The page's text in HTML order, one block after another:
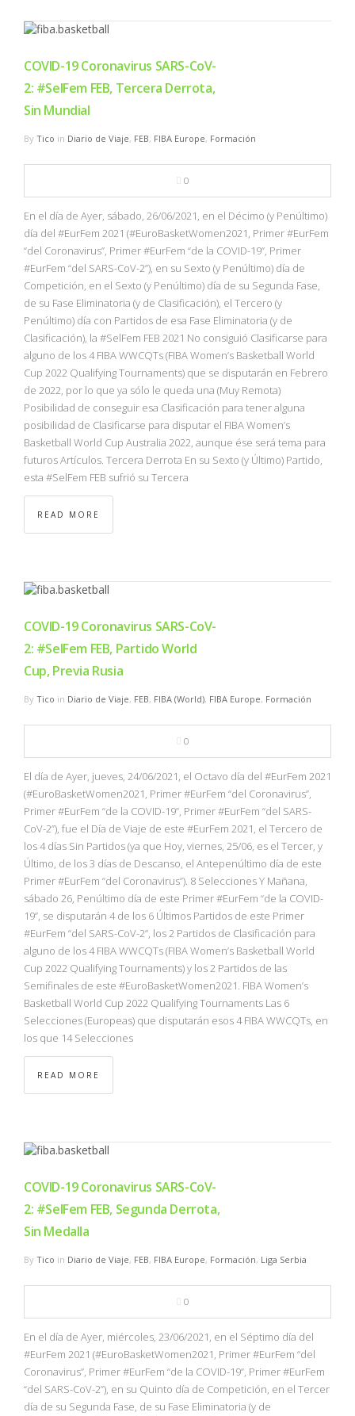
COVID-19 Coronavirus SARS-CoV-
2: #SelFem FEB, Tercera Derrota,
Sin Mundial
By Tico in Diario de Viaje, FEB, FIBA Europe, Formación
0
En el día de Ayer, sábado, 26/06/2021, en el Décimo (y Penúltimo)
día del #EurFem 2021 (#EuroBasketWomen2021, Primer #EurFem
“del Coronavirus”, Primer #EurFem “de la COVID-19”, Primer
#EurFem “del SARS-CoV-2”), en su Sexto (y Penúltimo) día de
Competición, en el Sexto (y Penúltimo) día de su Segunda Fase,
de su Fase Eliminatoria (y de Clasificación), el Tercero (y
Penúltimo) día con Partidos de esa Fase Eliminatoria (y de
Clasificación), la #SelFem FEB 2021 No consiguió Clasificarse para
alguno de los 4 FIBA WWCQTs (FIBA Women’s Basketball World
Cup 2022 Qualifying Tournaments) que se disputarán en Febrero
de 2022, por lo que ya sólo le queda una (Muy Remota)
Posibilidad de conseguir esa Clasificación para tener alguna
posibilidad de Clasificarse para disputar el FIBA Women’s
Basketball World Cup Australia 2022, aunque ése será tema para
futuros Artículos. Tercera Derrota En su Sexto (y Último) Partido,
esta #SelFem FEB sufrió su Tercera
READ MORE
COVID-19 Coronavirus SARS-CoV-
2: #SelFem FEB, Partido World
Cup, Previa Rusia
By Tico in Diario de Viaje, FEB, FIBA (World), FIBA Europe, Formación
0
El día de Ayer, jueves, 24/06/2021, el Octavo día del #EurFem 2021
(#EuroBasketWomen2021, Primer #EurFem “del Coronavirus”,
Primer #EurFem “de la COVID-19”, Primer #EurFem “del SARS-
CoV-2”), fue el Día de Viaje de este #EurFem 2021, el Tercero de
los 4 días Sin Partidos (ya que Hoy, viernes, 25/06, es el Tercer, y
Último, de los 3 días de Descanso, el Antepenúltimo día de este
Primer #EurFem “del Coronavirus”). 8 Selecciones Y Mañana,
sábado 26, Penúltimo día de este Primer #EurFem “de la COVID-
19”, se disputarán 4 de los 6 Últimos Partidos de este Primer
#EurFem “del SARS-CoV-2”, los 2 Partidos de Clasificación para
alguno de los 4 FIBA WWCQTs (FIBA Women’s Basketball World
Cup 2022 Qualifying Tournaments) y los 2 Partidos de las
Semifinales de este #EuroBasketWomen2021. FIBA Women’s
Basketball World Cup 2022 Qualifying Tournaments Las 6
Selecciones (Europeas) que disputarán esos 4 FIBA WWCQTs, en
los que 14 Selecciones
READ MORE
COVID-19 Coronavirus SARS-CoV-
2: #SelFem FEB, Segunda Derrota,
Sin Medalla
By Tico in Diario de Viaje, FEB, FIBA Europe, Formación, Liga Serbia
0
En el día de Ayer, miércoles, 23/06/2021, en el Séptimo día del
#EurFem 2021 (#EuroBasketWomen2021, Primer #EurFem “del
Coronavirus”, Primer #EurFem “de la COVID-19”, Primer #EurFem
“del SARS-CoV-2”), en su Quinto día de Competición, en el Tercer
día de su Segunda Fase, de su Fase Eliminatoria (y de